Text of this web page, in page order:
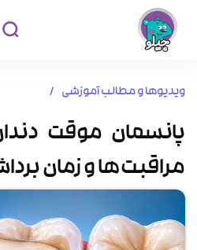
ویدیوها و مطالب آموزشی /
پانسمان موقت
مراقبت‌ها و زمان